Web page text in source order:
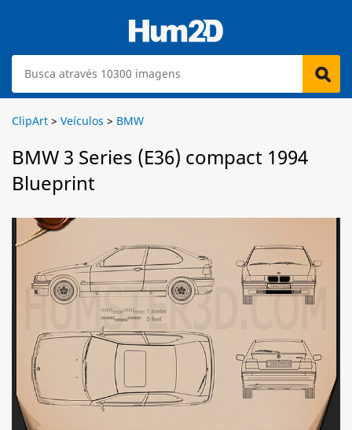
ClipArt > Veículos > BMW
BMW 3 Series (E36) compact 1994
Blueprint